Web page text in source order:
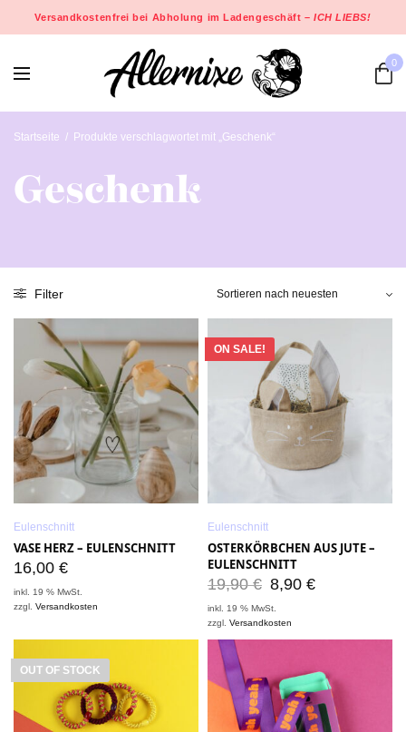
Versandkostenfrei bei Abholung im Ladengeschäft –ICH LIEBS!
0
Startseite / Produkte verschlagwortet mit „Geschenk“
Geschenk
Filter
Eulenschnitt
VASE HERZ – EULENSCHNITT
16,00 €
inkl. 19 % MwSt.
zzgl.Versandkosten
ON SALE!
Eulenschnitt
OSTERKÖRBCHEN AUS JUTE –
EULENSCHNITT
19,90€ 8,90 €
inkl. 19 % MwSt.
zzgl.Versandkosten
OUT OF STOCK